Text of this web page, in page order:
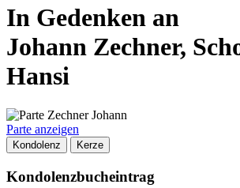
In Gedenken an
Johann Zechner,
Hansi
Parte anzeigen
Kondolenz Kerze
Kondolenzbucheintrag